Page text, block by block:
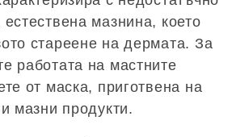
мазнина, което
стареене на дермата. За
работата на мастните
от маска, приготвена на
мазни продукти.